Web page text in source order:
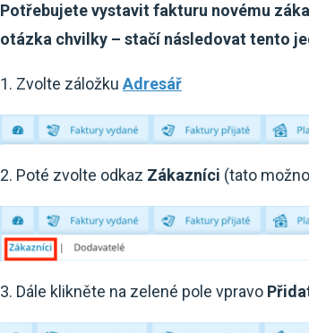
Potřebujete vystavit fakturu novému
otázka chvilky – stačí následovat tento
1. Zvolte záložku Adresář
2. Poté zvolte odkaz Zákazníci (tato
3. Dále klikněte na zelené pole vpravo